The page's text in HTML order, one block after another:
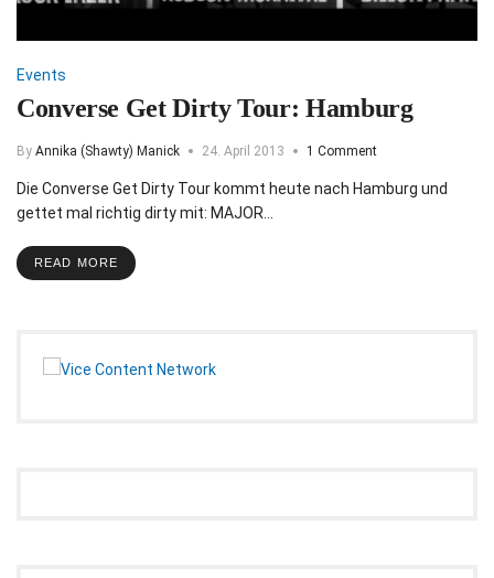
Events
Converse Get Dirty Tour: Hamburg
By Annika (Shawty) Manick 24. April 2013 1 Comment
Die Converse Get Dirty Tour kommt heute nach Hamburg und
gettet mal richtig dirty mit: MAJOR…
READ MORE